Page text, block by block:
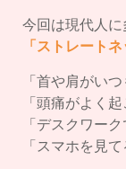
今回は現代人
「ストレートネ
「首や肩がいつ
「頭痛がよく起
「デスクワー
「スマホを見